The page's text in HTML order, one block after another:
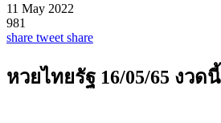
11 May 2022
981
share tweet share
หวยไทยรัฐ 16/05/65 งวดนี้